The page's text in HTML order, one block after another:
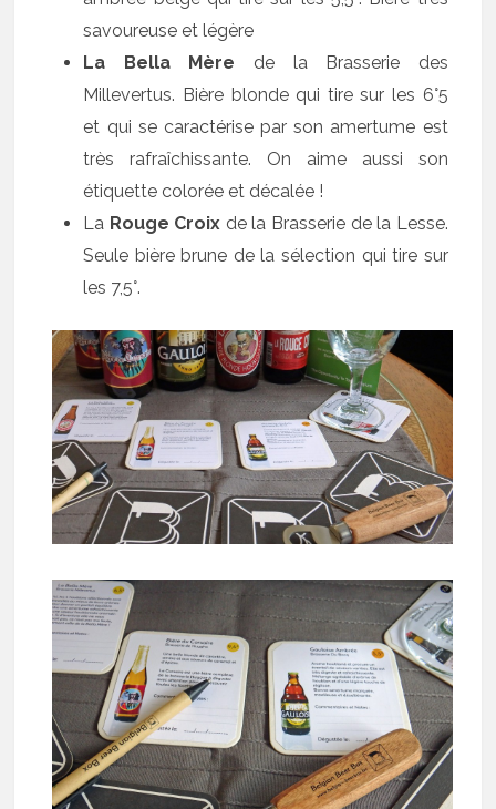
savoureuse et légère
La Bella Mère de la Brasserie des
Millevertus. Bière blonde qui tire sur les 6°5
et qui se caractérise par son amertume est
très rafraîchissante. On aime aussi son
étiquette colorée et décalée !
La Rouge Croix de la Brasserie de la Lesse.
Seule bière brune de la sélection qui tire sur
les 7,5°.